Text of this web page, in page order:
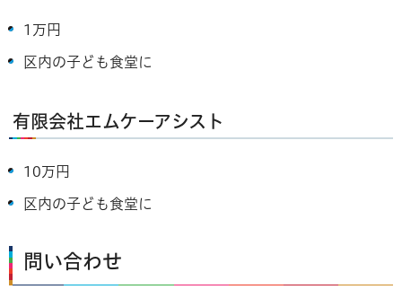
1万円
区内の子ども食堂に
有限会社エムケーアシスト
10万円
区内の子ども食堂に
問い合わせ